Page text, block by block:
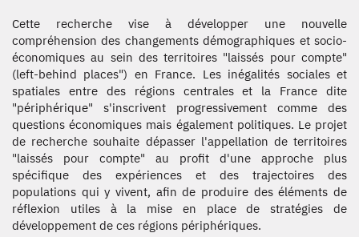
Cette recherche vise à développer une nouvelle
compréhension des changements démographiques et socio-
économiques au sein des territoires "laissés pour compte"
(left-behind places") en France. Les inégalités sociales et
spatiales entre des régions centrales et la France dite
"périphérique" s'inscrivent progressivement comme des
questions économiques mais également politiques. Le projet
de recherche souhaite dépasser l'appellation de territoires
"laissés pour compte" au profit d'une approche plus
spécifique des expériences et des trajectoires des
populations qui y vivent, afin de produire des éléments de
réflexion utiles à la mise en place de stratégies de
développement de ces régions périphériques.